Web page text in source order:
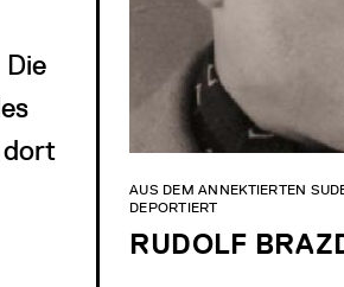
dort
RUDOLF
AUS DEM ANNEKTIERTEN
DEPORTIERT